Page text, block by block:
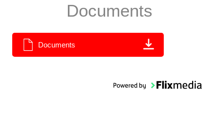
Documents
Documents